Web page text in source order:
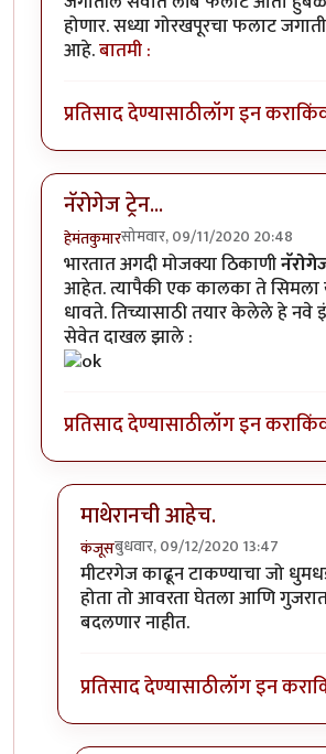
होणार. सध्या गोरखपूरचा फलाट
आहे.बातमी :
प्रतिसाद देण्यासाठीलॉग इन करा
नॅरोगेज ट्रेन...
हेमंतकुमारसोमवार, 09/11/2020 20:48
भारतात अगदी मोजक्या ठिकाणी
आहेत. त्यापैकी एक कालका ते सिमला
धावते. तिच्यासाठी तयार केलेले हे
सेवेत दाखल झाले :
प्रतिसाद देण्यासाठीलॉग इन करा
माथेरानची आहेच.
कंजूसबुधवार, 09/12/2020 13:47
In reply toनॅरोगेज ट्रेन...by
मीटरगेज काढून टाकण्याचा जो
होता तो आवरता घेतला आणि
बदलणार नाहीत.
प्रतिसाद देण्यासाठीलॉग इन करा